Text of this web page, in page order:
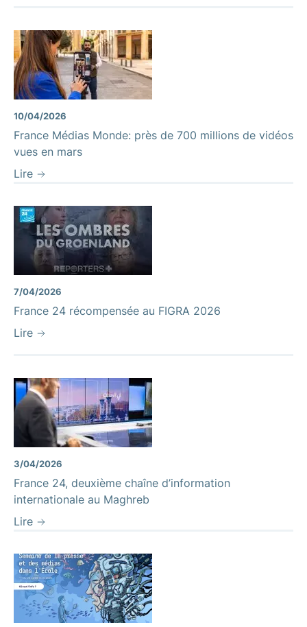
10/04/2026
France Médias Monde: près de 700 millions de vidéos
vues en mars
Lire
7/04/2026
France 24 récompensée au FIGRA 2026
Lire
3/04/2026
France 24, deuxième chaîne d’information
internationale au Maghreb
Lire